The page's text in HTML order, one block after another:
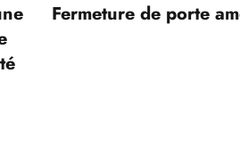
Fermeture de porte